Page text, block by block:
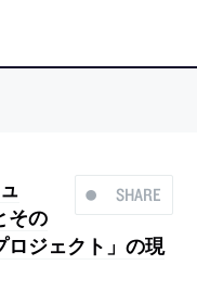
SHARE
その
ロジェクト」の現